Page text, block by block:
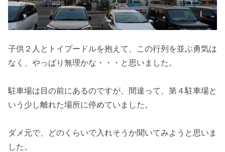
子供２人とトイプードルを抱えて、この行列を並ぶ勇気は
なく、やっぱり無理かな・・・と思いました。
駐車場は目の前にあるのですが、間違って、第４駐車場と
いう少し離れた場所に停めていました。
ダメ元で、どのくらいで入れそうか聞いてみようと思いま
した。